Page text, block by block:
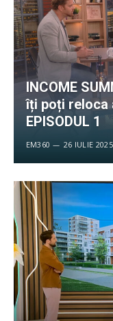
INCOME
îți poți reloca
EPISODUL 1
EM360 26 IULIE 2025